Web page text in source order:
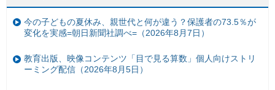
今の子どもの夏休み、親世代と何が違う？保護者の73.5％が
変化を実感=朝日新聞社調べ=（2026年8月7日）
教育出版、映像コンテンツ「目で見る算数」個人向けストリ
ーミング配信（2026年8月5日）